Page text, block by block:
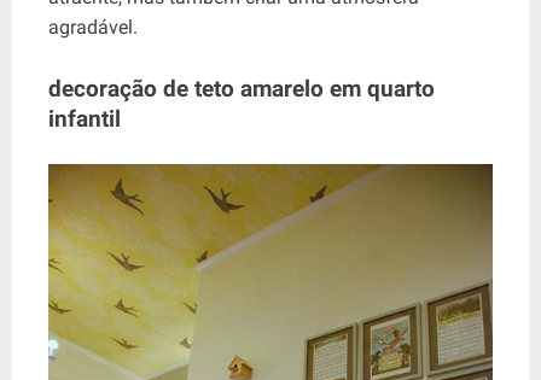
agradável.
decoração de teto amarelo em quarto
infantil